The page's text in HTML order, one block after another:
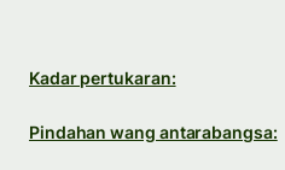
Kadar pertukaran:
Pindahan wang antarabangsa: